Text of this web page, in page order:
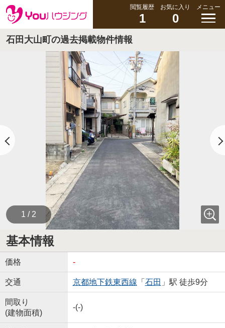
閲覧履歴
1
お気に入り
0
メニュー
石田大山町の過去掲載物件情報
1 / 2
基本情報
価格 -
交通 京都地下鉄東西線 「 石田 」駅 徒歩9分
間取り
(建物面積)
-(-)